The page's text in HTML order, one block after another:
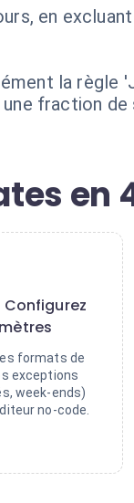
en
la règle
fraction de
en
Configurez
formats de
exceptions
week-ends)
no-code.